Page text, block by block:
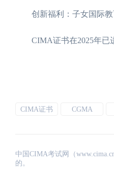
创新福利：子女国际教
CIMA证书在2025年已进
CIMA证书 CGMA
中国CIMA考试网（
的。